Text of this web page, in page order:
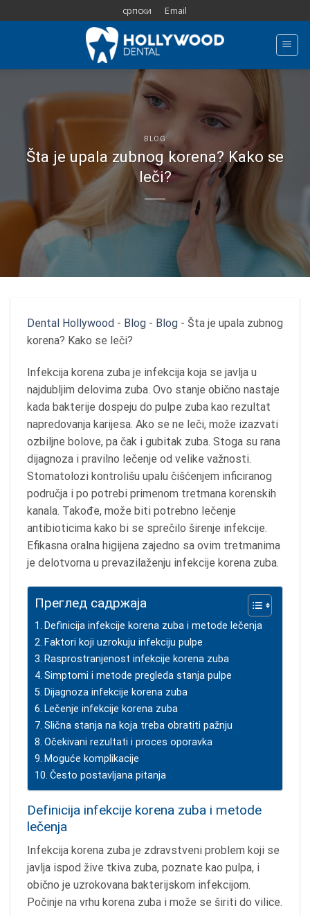
to
српски Email
BLOG
Šta je upala zubnog korena? Kako se
leči?
Dental Hollywood - Blog - Blog - Šta je upala zubnog
korena? Kako se leči?
Infekcija korena zuba je infekcija koja se javlja u
najdubljim delovima zuba. Ovo stanje obično nastaje
kada bakterije dospeju do pulpe zuba kao rezultat
napredovanja karijesa. Ako se ne leči, može izazvati
ozbiljne bolove, pa čak i gubitak zuba. Stoga su rana
dijagnoza i pravilno lečenje od velike važnosti.
Stomatolozi kontrolišu upalu čišćenjem inficiranog
područja i po potrebi primenom tretmana korenskih
kanala. Takođe, može biti potrebno lečenje
antibioticima kako bi se sprečilo širenje infekcije.
Efikasna oralna higijena zajedno sa ovim tretmanima
je delotvorna u prevazilaženju infekcije korena zuba.
Преглед садржаја
Definicija infekcije korena zuba i metode lečenja
Faktori koji uzrokuju infekciju pulpe
Rasprostranjenost infekcije korena zuba
Simptomi i metode pregleda stanja pulpe
Dijagnoza infekcije korena zuba
Lečenje infekcije korena zuba
Slična stanja na koja treba obratiti pažnju
Očekivani rezultati i proces oporavka
Moguće komplikacije
Često postavljana pitanja
Definicija infekcije korena zuba i metode
lečenja
Infekcija korena zuba je zdravstveni problem koji se
javlja ispod žive tkiva zuba, poznate kao pulpa, i
obično je uzrokovana bakterijskom infekcijom.
Počinje na vrhu korena zuba i može se širiti do vilice.